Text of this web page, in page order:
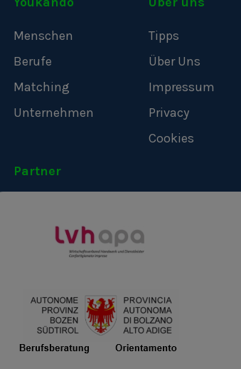
Menschen
Berufe
Matching
Unternehmen
Tipps
Über Uns
Impressum
Privacy
Cookies
Partner